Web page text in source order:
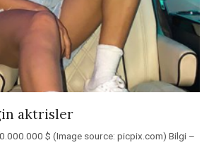
aktrisler
$ (Image source: picpix.com) Bilgi –